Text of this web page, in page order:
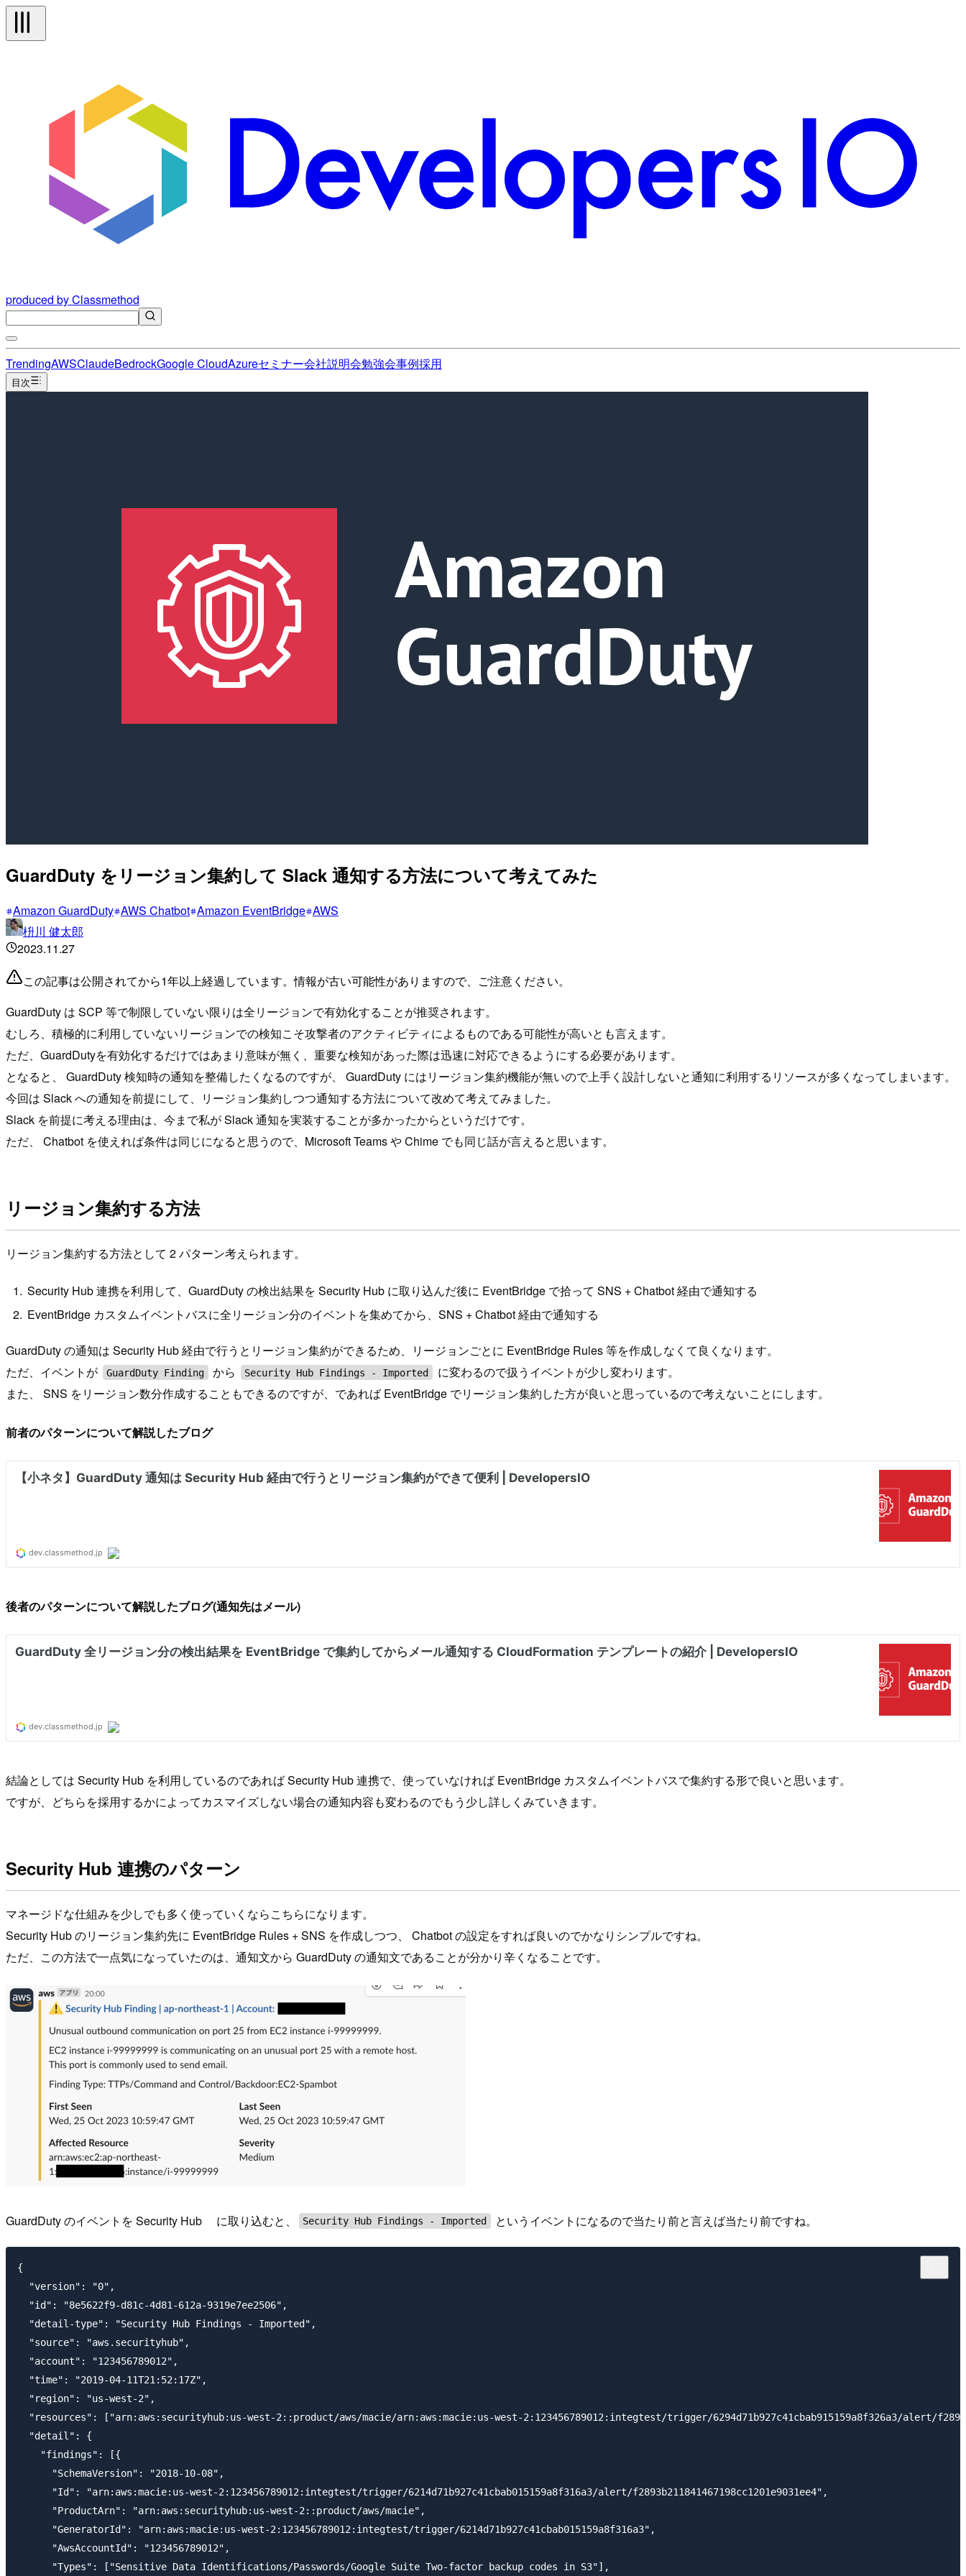
produced by Classmethod
TrendingAWSClaudeBedrockGoogle CloudAzureセミナー会社説明会勉強会事例採用
目次
GuardDuty をリージョン集約して Slack 通知する方法について考えてみた
Amazon GuardDuty AWS Chatbot Amazon EventBridge AWS
枡川 健太郎
2023.11.27
この記事は公開されてから1年以上経過しています。情報が古い可能性がありますので、ご注意ください。
GuardDuty は SCP 等で制限していない限りは全リージョンで有効化することが推奨されます。
むしろ、積極的に利用していないリージョンでの検知こそ攻撃者のアクティビティによるものである可能性が高いとも言えます。
ただ、GuardDutyを有効化するだけではあまり意味が無く、重要な検知があった際は迅速に対応できるようにする必要があります。
となると、 GuardDuty 検知時の通知を整備したくなるのですが、 GuardDuty にはリージョン集約機能が無いので上手く設計しないと通知に利用するリソースが多くなってしまいます。
今回は Slack への通知を前提にして、リージョン集約しつつ通知する方法について改めて考えてみました。
Slack を前提に考える理由は、今まで私が Slack 通知を実装することが多かったからというだけです。
ただ、 Chatbot を使えれば条件は同じになると思うので、Microsoft Teams や Chime でも同じ話が言えると思います。
リージョン集約する方法
リージョン集約する方法として 2 パターン考えられます。
Security Hub 連携を利用して、GuardDuty の検出結果を Security Hub に取り込んだ後に EventBridge で拾って SNS + Chatbot 経由で通知する
EventBridge カスタムイベントバスに全リージョン分のイベントを集めてから、SNS + Chatbot 経由で通知する
GuardDuty の通知は Security Hub 経由で行うとリージョン集約ができるため、リージョンごとに EventBridge Rules 等を作成しなくて良くなります。
ただ、イベントが
GuardDuty Finding から Security Hub Findings - Imported
に変わるので扱うイベントが少し変わります。
また、 SNS をリージョン数分作成することもできるのですが、であれば EventBridge でリージョン集約した方が良いと思っているので考えないことにします。
前者のパターンについて解説したブログ
後者のパターンについて解説したブログ(通知先はメール)
結論としては Security Hub を利用しているのであれば Security Hub 連携で、使っていなければ EventBridge カスタムイベントバスで集約する形で良いと思います。
ですが、どちらを採用するかによってカスマイズしない場合の通知内容も変わるのでもう少し詳しくみていきます。
Security Hub 連携のパターン
マネージドな仕組みを少しでも多く使っていくならこちらになります。
Security Hub のリージョン集約先に EventBridge Rules + SNS を作成しつつ、 Chatbot の設定をすれば良いのでかなりシンプルですね。
ただ、この方法で一点気になっていたのは、通知文から GuardDuty の通知文であることが分かり辛くなることです。
GuardDuty のイベントを Security Hub に取り込むと、 Security Hub Findings - Imported というイベントになるので当たり前と言えば当たり前ですね。
{
  "version": "0",
  "id": "8e5622f9-d81c-4d81-612a-9319e7ee2506",
  "detail-type": "Security Hub Findings - Imported",
  "source": "aws.securityhub",
  "account": "123456789012",
  "time": "2019-04-11T21:52:17Z",
  "region": "us-west-2",
"resources": ["arn:aws:securityhub:us-west-2::product/aws/macie/arn:aws:macie:us-west-2:123456789012:integtest/trigger/6294d71b927c41cbab915159a8f326a3/alert/
  "detail": {
    "findings": [{
      "SchemaVersion": "2018-10-08",
      "Id": "arn:aws:macie:us-west-2:123456789012:integtest/trigger/6214d71b927c41cbab015159a8f316a3/alert/f2893b211841467198cc1201e9031ee4",
      "ProductArn": "arn:aws:securityhub:us-west-2::product/aws/macie",
      "GeneratorId": "arn:aws:macie:us-west-2:123456789012:integtest/trigger/6214d71b927c41cbab015159a8f316a3",
      "AwsAccountId": "123456789012",
      "Types": ["Sensitive Data Identifications/Passwords/Google Suite Two-factor backup codes in S3"],